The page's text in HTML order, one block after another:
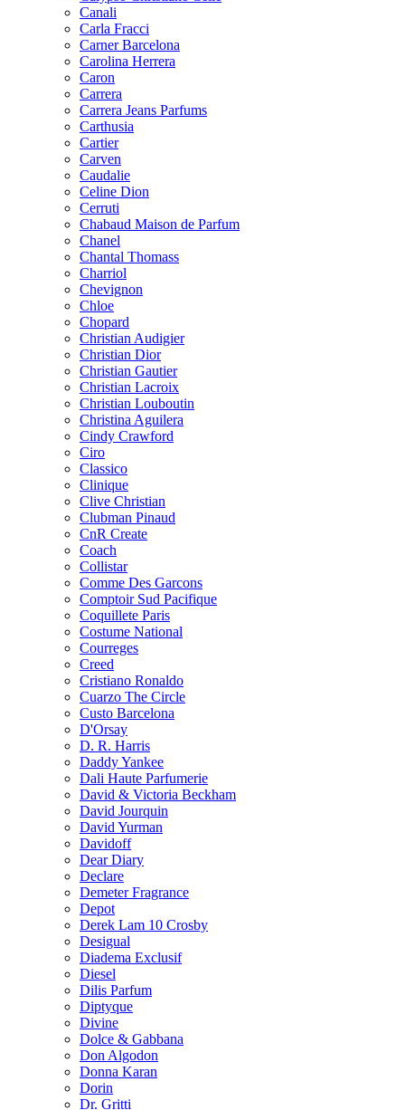
Canali
Carla Fracci
Carner Barcelona
Carolina Herrera
Caron
Carrera
Carrera Jeans Parfums
Carthusia
Cartier
Carven
Caudalie
Celine Dion
Cerruti
Chabaud Maison de Parfum
Chanel
Chantal Thomass
Charriol
Chevignon
Chloe
Chopard
Christian Audigier
Christian Dior
Christian Gautier
Christian Lacroix
Christian Louboutin
Christina Aguilera
Cindy Crawford
Ciro
Classico
Clinique
Clive Christian
Clubman Pinaud
CnR Create
Coach
Collistar
Comme Des Garcons
Comptoir Sud Pacifique
Coquillete Paris
Costume National
Courreges
Creed
Cristiano Ronaldo
Cuarzo The Circle
Custo Barcelona
D'Orsay
D. R. Harris
Daddy Yankee
Dali Haute Parfumerie
David & Victoria Beckham
David Jourquin
David Yurman
Davidoff
Dear Diary
Declare
Demeter Fragrance
Depot
Derek Lam 10 Crosby
Desigual
Diadema Exclusif
Diesel
Dilis Parfum
Diptyque
Divine
Dolce & Gabbana
Don Algodon
Donna Karan
Dorin
Dr. Gritti